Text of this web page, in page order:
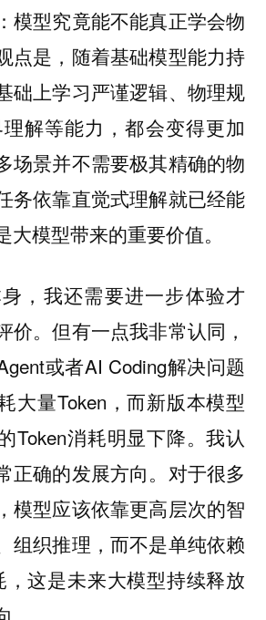
模型究竟能不能真正学会物
点是，随着基础模型能力持
础上学习严谨逻辑、物理规
解等能力，都会变得更加
场景并不需要极其精确的物
务依靠直觉式理解就已经能
大模型带来的重要价值。
，我还需要进一步体验才
价。但有一点我非常认同，
或者AI Coding解决问题
大量Token，而新版本模型
Token消耗明显下降。我认
正确的发展方向。对于很多
模型应该依靠更高层次的智
组织推理，而不是单纯依赖
，这是未来大模型持续释放
。